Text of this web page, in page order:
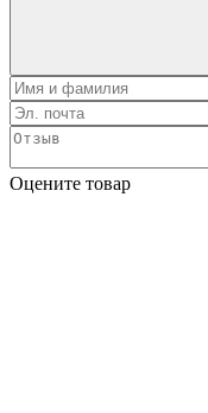
Оцените товар